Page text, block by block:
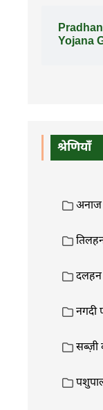
Yojana
श्रेणियाँ
अनाज
दलहन
सब्ज़ी